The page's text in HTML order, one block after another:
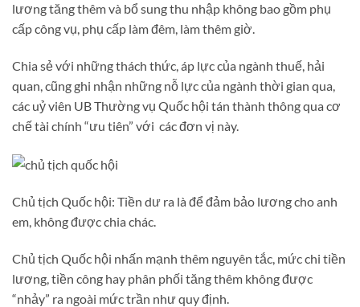
lương tăng thêm và bổ sung thu nhập không bao gồm phụ
cấp công vụ, phụ cấp làm đêm, làm thêm giờ.
Chia sẻ với những thách thức, áp lực của ngành thuế, hải
quan, cũng ghi nhận những nỗ lực của ngành thời gian qua,
các uỷ viên UB Thường vụ Quốc hội tán thành thông qua cơ
chế tài chính “ưu tiên” với các đơn vị này.
Chủ tịch Quốc hội: Tiền dư ra là để đảm bảo lương cho anh
em, không được chia chác.
Chủ tịch Quốc hội nhấn mạnh thêm nguyên tắc, mức chi tiền
lương, tiền công hay phân phối tăng thêm không được
“nhảy” ra ngoài mức trần như quy định.